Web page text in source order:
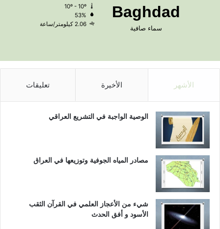
Baghdad
سماء صافية
53%
2.06 كيلومتر/ساعة
الأشهر الأخيرة تعليقات
الوصية الواجبة في التشريع العراقي
مصادر المياه الجوفية وتوزيعها في العراق
شيء من الأعجاز العلمي في القرآن الثقب
الأسود و أفق الحدث